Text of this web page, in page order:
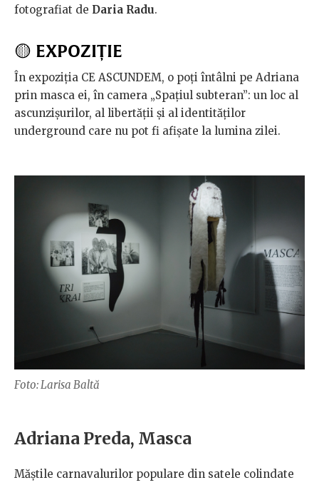
fotografiat de Daria Radu.
🟡 EXPOZIȚIE
În expoziția CE ASCUNDEM, o poți întâlni pe Adriana
prin masca ei, în camera „Spațiul subteran”: un loc al
ascunzișurilor, al libertății și al identităților
underground care nu pot fi afișate la lumina zilei.
Foto: Larisa Baltă
Adriana Preda, Masca
Măștile carnavalurilor populare din satele colindate